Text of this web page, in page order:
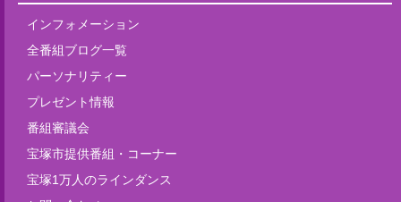
インフォメーション
全番組ブログ一覧
パーソナリティー
プレゼント情報
番組審議会
宝塚市提供番組・コーナー
宝塚1万人のラインダンス